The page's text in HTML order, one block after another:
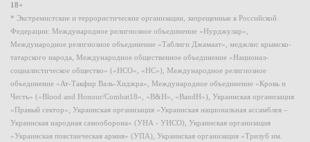
18+
* Экстремистские и террористические организации, запрещенные в Российской
Федерации: Международное религиозное объединение «Нурджулар»,
Международное религиозное объединение «Таблиги Джамаат», меджлис крымско-
татарского народа, Международное общественное объединение «Национал-
социалистическое общество» («НСО», «НС»), Международное религиозное
объединение «Ат-Такфир Валь-Хиджра», Международное объединение «Кровь и
Честь» («Blood and Honour/Combat18», «B&H», «BandH»), Украинская организация
«Правый сектор», Украинская организация «Украинская национальная ассамблея –
Украинская народная самооборона» (УНА - УНСО), Украинская организация
«Украинская повстанческая армия» (УПА), Украинская организация «Тризуб им.